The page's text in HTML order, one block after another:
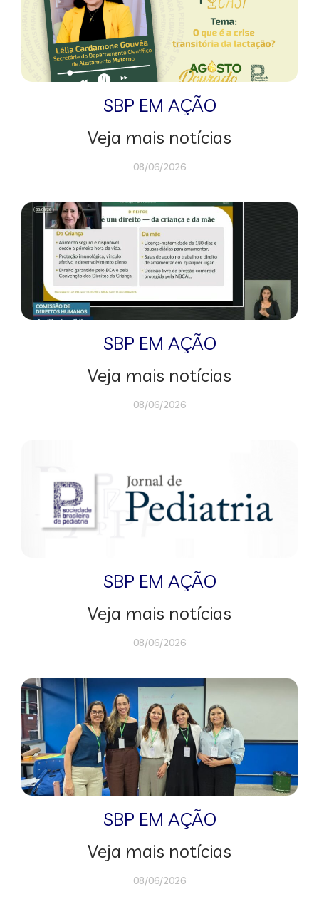
SBP EM AÇÃO
Veja mais notícias
08/06/2026
SBP EM AÇÃO
Veja mais notícias
08/06/2026
SBP EM AÇÃO
Veja mais notícias
08/06/2026
SBP EM AÇÃO
Veja mais notícias
08/06/2026